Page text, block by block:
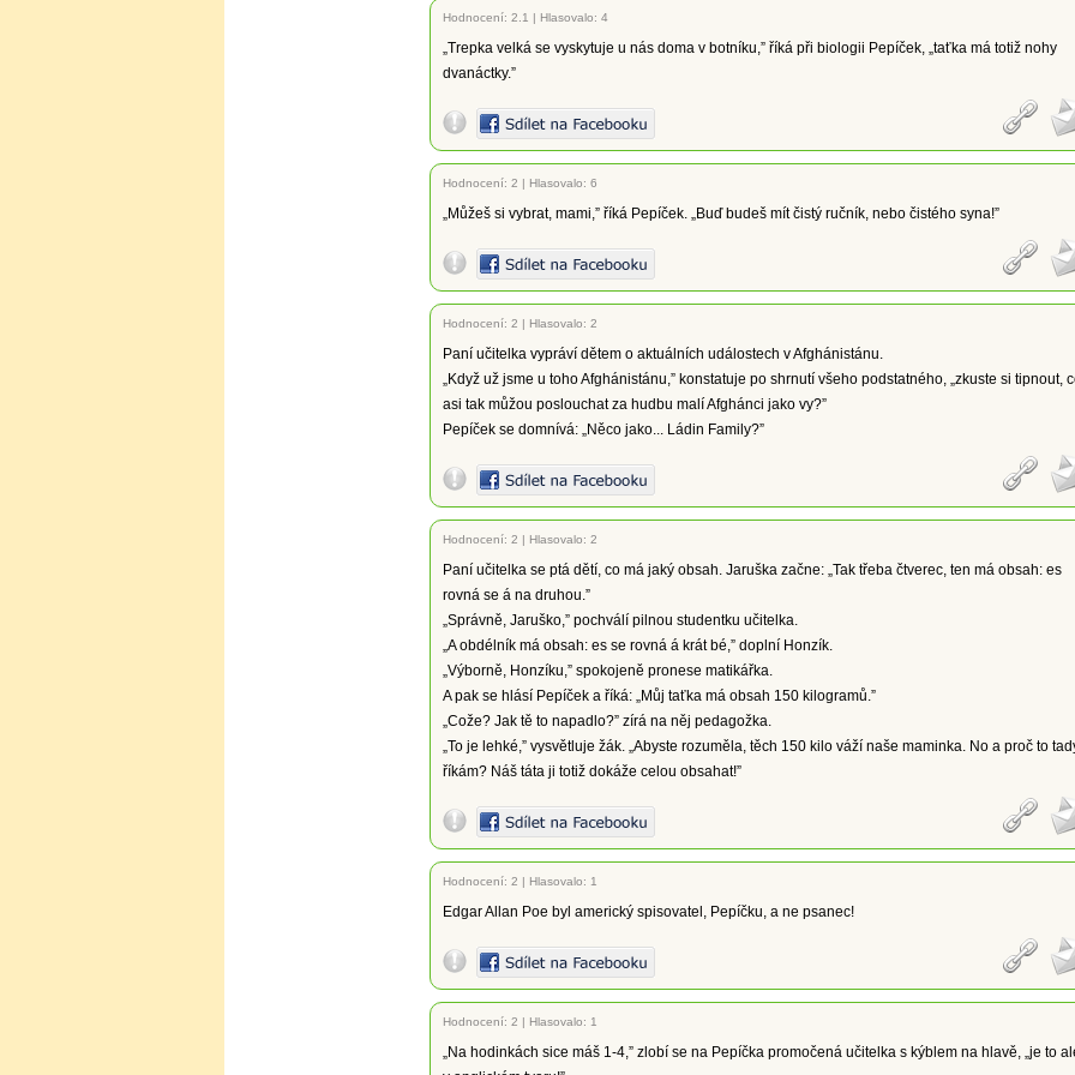
Hodnocení: 2.1 | Hlasovalo: 4
„Trepka velká se vyskytuje u nás doma v botníku,” říká při biologii Pepíček, „taťka má totiž nohy
dvanáctky.”
Hodnocení: 2 | Hlasovalo: 6
„Můžeš si vybrat, mami,” říká Pepíček. „Buď budeš mít čistý ručník, nebo čistého syna!”
Hodnocení: 2 | Hlasovalo: 2
Paní učitelka vypráví dětem o aktuálních událostech v Afghánistánu.
„Když už jsme u toho Afghánistánu,” konstatuje po shrnutí všeho podstatného, „zkuste si tipnout,
asi tak můžou poslouchat za hudbu malí Afghánci jako vy?”
Pepíček se domnívá: „Něco jako... Ládin Family?”
Hodnocení: 2 | Hlasovalo: 2
Paní učitelka se ptá dětí, co má jaký obsah. Jaruška začne: „Tak třeba čtverec, ten má obsah: es
rovná se á na druhou.”
„Správně, Jaruško,” pochválí pilnou studentku učitelka.
„A obdélník má obsah: es se rovná á krát bé,” doplní Honzík.
„Výborně, Honzíku,” spokojeně pronese matikářka.
A pak se hlásí Pepíček a říká: „Můj taťka má obsah 150 kilogramů.”
„Cože? Jak tě to napadlo?” zírá na něj pedagožka.
„To je lehké,” vysvětluje žák. „Abyste rozuměla, těch 150 kilo váží naše maminka. No a proč to
říkám? Náš táta ji totiž dokáže celou obsahat!”
Hodnocení: 2 | Hlasovalo: 1
Edgar Allan Poe byl americký spisovatel, Pepíčku, a ne psanec!
Hodnocení: 2 | Hlasovalo: 1
„Na hodinkách sice máš 1-4,” zlobí se na Pepíčka promočená učitelka s kýblem na hlavě, „je to